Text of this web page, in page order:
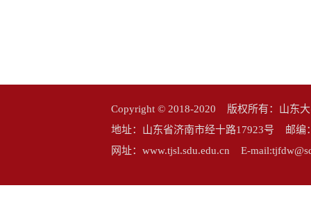
Copyright © 2018-2020 版权所有：山东
地址：山东省济南市经十路17923号 邮
网址：www.tjsl.sdu.edu.cn E-